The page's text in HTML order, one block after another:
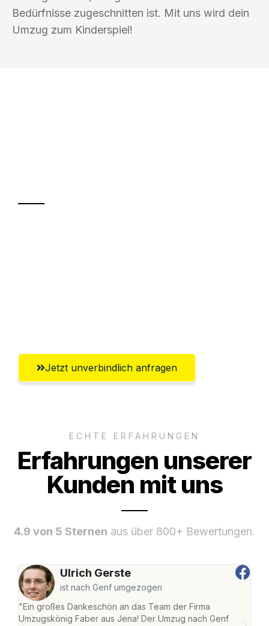
Bedürfnisse zugeschnitten ist. Mit uns wird dein
Umzug zum Kinderspiel!
Jetzt unverbindlich anfragen
ECHTE ERFAHRUNGEN
Erfahrungen unserer
Kunden mit uns
4.9 von 5 Sternen aus über 800+ Bewertungen.
Ulrich Gerste
ist nach Genf umgezogen
"Ein großes Dankeschön an das Team der Firma
Umzugskönig Faber aus Jena! Der Umzug nach Genf